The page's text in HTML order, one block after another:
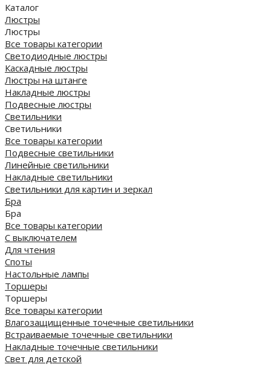
Каталог
Люстры
Люстры
Все товары категории
Светодиодные люстры
Каскадные люстры
Люстры на штанге
Накладные люстры
Подвесные люстры
Светильники
Светильники
Все товары категории
Подвесные светильники
Линейные светильники
Накладные светильники
Светильники для картин и зеркал
Бра
Бра
Все товары категории
С выключателем
Для чтения
Споты
Настольные лампы
Торшеры
Торшеры
Все товары категории
Влагозащищенные точечные светильники
Встраиваемые точечные светильники
Накладные точечные светильники
Свет для детской